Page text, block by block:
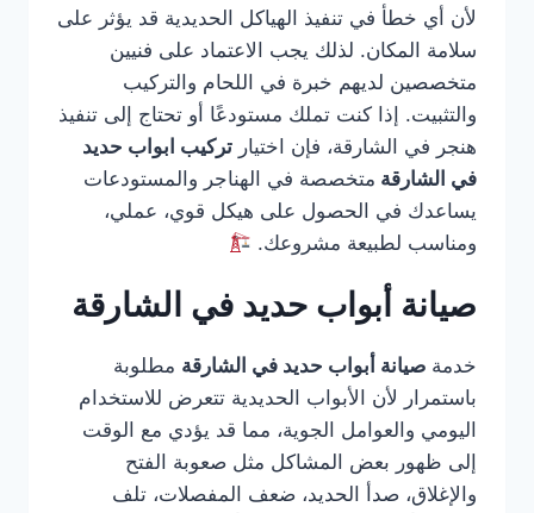
لأن أي خطأ في تنفيذ الهياكل الحديدية قد يؤثر على
سلامة المكان. لذلك يجب الاعتماد على فنيين
متخصصين لديهم خبرة في اللحام والتركيب
والتثبيت. إذا كنت تملك مستودعًا أو تحتاج إلى تنفيذ
هنجر في الشارقة، فإن اختيار تركيب ابواب حديد
في الشارقة متخصصة في الهناجر والمستودعات
يساعدك في الحصول على هيكل قوي، عملي،
ومناسب لطبيعة مشروعك.
صيانة أبواب حديد في الشارقة
خدمة صيانة أبواب حديد في الشارقة مطلوبة
باستمرار لأن الأبواب الحديدية تتعرض للاستخدام
اليومي والعوامل الجوية، مما قد يؤدي مع الوقت
إلى ظهور بعض المشاكل مثل صعوبة الفتح
والإغلاق، صدأ الحديد، ضعف المفصلات، تلف